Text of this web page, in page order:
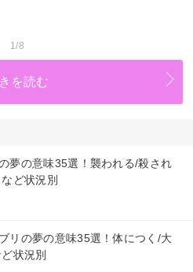
1/8
を読む
夢の意味35選！襲われる/殺され
ど状況別
リの夢の意味35選！体につく/大
状況別